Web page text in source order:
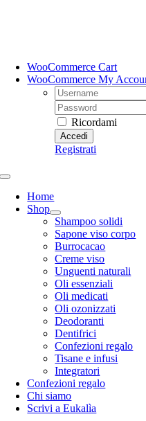
WooCommerce Cart
WooCommerce My
Username:
Password:
Ricordami
Registrati
Toggle
NavigationHome
Shop
Shampoo solidi
Sapone viso corpo
Burrocacao
Creme viso
Unguenti naturali
Oli essenziali
Oli medicati
Oli ozonizzati
Deodoranti
Dentifrici
Confezioni regalo
Tisane e infusi
Integratori
Confezioni regalo
Chi siamo
Scrivi a Eukalìa